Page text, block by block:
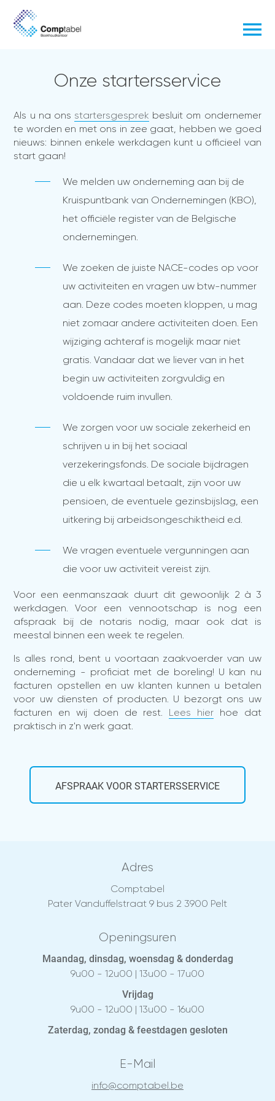
Onze startersservice
Als u na ons startersgesprek besluit om ondernemer
te worden en met ons in zee gaat, hebben we goed
nieuws: binnen enkele werkdagen kunt u officieel van
start gaan!
We melden uw onderneming aan bij de
Kruispuntbank van Ondernemingen (KBO),
het officiële register van de Belgische
ondernemingen.
We zoeken de juiste NACE-codes op voor
uw activiteiten en vragen uw btw-nummer
aan. Deze codes moeten kloppen, u mag
niet zomaar andere activiteiten doen. Een
wijziging achteraf is mogelijk maar niet
gratis. Vandaar dat we liever van in het
begin uw activiteiten zorgvuldig en
voldoende ruim invullen.
We zorgen voor uw sociale zekerheid en
schrijven u in bij het sociaal
verzekeringsfonds. De sociale bijdragen
die u elk kwartaal betaalt, zijn voor uw
pensioen, de eventuele gezinsbijslag, een
uitkering bij arbeidsongeschiktheid e.d.
We vragen eventuele vergunningen aan
die voor uw activiteit vereist zijn.
Voor een eenmanszaak duurt dit gewoonlijk 2 à 3
werkdagen. Voor een vennootschap is nog een
afspraak bij de notaris nodig, maar ook dat is
meestal binnen een week te regelen.
Is alles rond, bent u voortaan zaakvoerder van uw
onderneming - proficiat met de boreling! U kan nu
facturen opstellen en uw klanten kunnen u betalen
voor uw diensten of producten. U bezorgt ons uw
facturen en wij doen de rest. Lees hier hoe dat
praktisch in z'n werk gaat.
AFSPRAAK VOOR STARTERSSERVICE
Adres
Comptabel
Pater Vanduffelstraat 9 bus 2 3900 Pelt
Openingsuren
Maandag, dinsdag, woensdag & donderdag
9u00 - 12u00 | 13u00 - 17u00
Vrijdag
9u00 - 12u00 | 13u00 - 16u00
Zaterdag, zondag & feestdagen gesloten
E-Mail
info@comptabel.be